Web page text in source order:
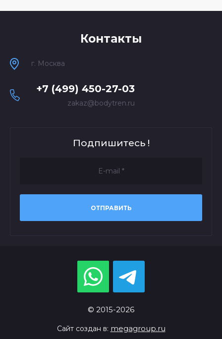
Контакты
+7 (499) 450-27-03
zakaz@bodytren.ru
г. Москва
Подпишитесь !
ОТПРАВИТЬ
© 2015-2026
Сайт создан в: megagroup.ru